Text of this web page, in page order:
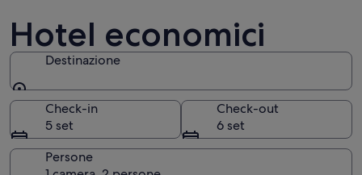
Hotel economici
Destinazione
Destinazione
Check-in
5 set
Check-out
6 set
Persone